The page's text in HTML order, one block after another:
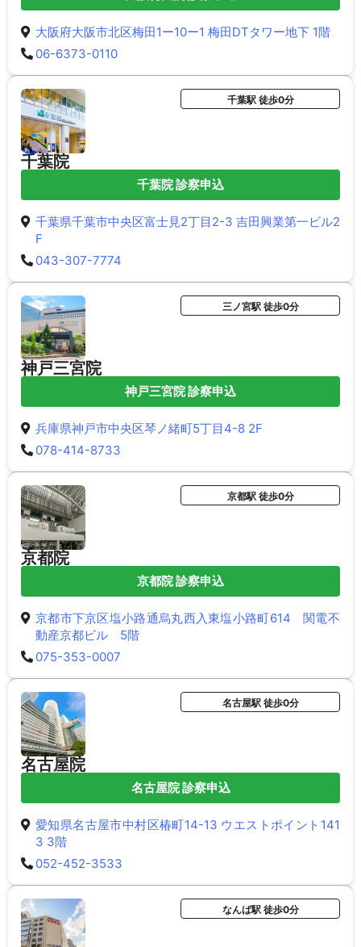
大阪府大阪市北区梅田1ー10ー1 梅田DTタワー地下 1階
06-6373-0110
千葉院
千葉駅 徒歩0分
千葉院 診察申込
千葉県千葉市中央区富士見2丁目2-3 吉田興業第一ビル2
F
043-307-7774
神戸三宮院
三ノ宮駅 徒歩0分
神戸三宮院 診察申込
兵庫県神戸市中央区琴ノ緒町5丁目4-8 2F
078-414-8733
京都院
京都駅 徒歩0分
京都院 診察申込
京都市下京区塩小路通烏丸西入東塩小路町614 関電不
動産京都ビル 5階
075-353-0007
名古屋院
名古屋駅 徒歩0分
名古屋院 診察申込
愛知県名古屋市中村区椿町14-13 ウエストポイント141
3 3階
052-452-3533
なんば駅 徒歩0分